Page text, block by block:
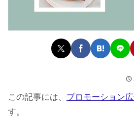
この記事には、 プロモーション
す。